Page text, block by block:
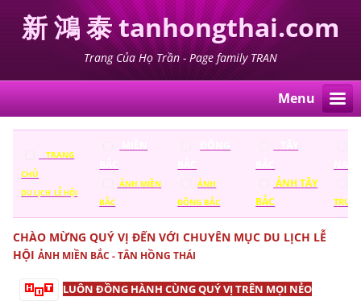
新 鴻 泰 tanhongthai.com
Trang Của Họ Trần - Page family TRAN
Menu
TRANG
CHỦ
DU LỊCH LỄ HỘI
ẢNHMIỀN
BẮC
ẢNH
ĐÔNG BẮC
ẢNHTÂY
BẮC
CHÀO MỪNG QUÝ VỊ ĐẾN VỚI CHUYÊN MỤC DU LỊCH LỄ
HỘIẢNH MIỀN BẮC - TÂN HỒNG THÁI
LUÔN ĐỒNG HÀNH CÙNG QUÝ VỊ TRÊN MỌI NẺO